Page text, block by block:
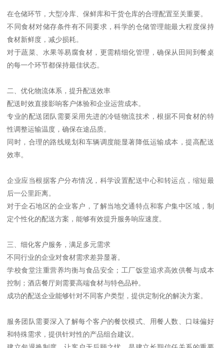
在仓储环节，大型冷库、保鲜库和干货仓库的合理配置至关重要。
不同食材对储存条件有不同要求，科学的仓储管理能最大程度保持
食材新鲜度，减少损耗。
对于蔬菜、水果等易腐食材，更需精细化管理，确保从田间到餐桌
的每一个环节都保持最佳状态。
二、优化物流体系，提升配送效率
配送时效直接影响客户体验和企业运营成本。
专业的配送团队需要采用先进的冷链物流技术，根据不同食材的特
性调整运输温度，确保在途品质。
同时，合理的路线规划和车辆调度能显著降低运输成本，提高配送
效率。
企业应当根据客户分布情况，科学设置配送中心和转运点，缩短最
后一公里距离。
对于企石地区的企业客户，了解当地交通特点和客户集中区域，制
定个性化的配送方案，能够有效提升服务响应速度。
三、细化客户服务，满足多元需求
不同行业的企业对食材需求差异显著。
学校食堂注重营养均衡与食品安全；工厂饭堂追求高效供餐与成本
控制；酒店餐厅则需要高端食材与特色品种。
成功的配送企业能够针对不同客户类型，提供定制化的解决方案。
服务团队需要深入了解每个客户的餐饮模式、用餐人数、口味偏好
和特殊需求，提供针对性的产品组合建议。